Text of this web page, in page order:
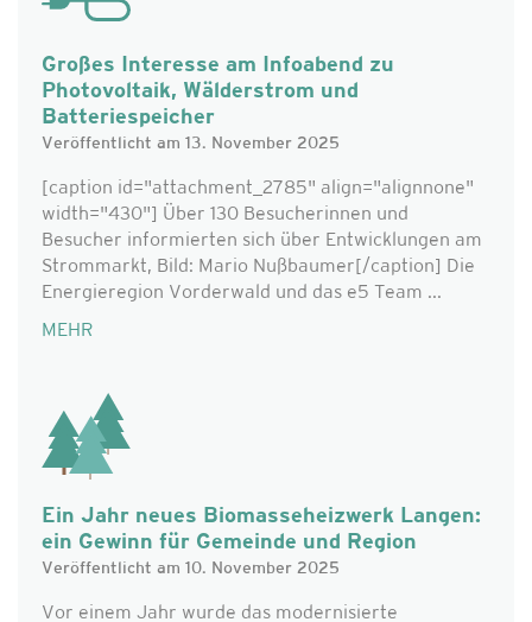
Großes Interesse am Infoabend zu
Photovoltaik, Wälderstrom und
Batteriespeicher
Veröffentlicht am 13. November 2025
[caption id="attachment_2785" align="alignnone"
width="430"] Über 130 Besucherinnen und
Besucher informierten sich über Entwicklungen am
Strommarkt, Bild: Mario Nußbaumer[/caption] Die
Energieregion Vorderwald und das e5 Team ...
MEHR
Ein Jahr neues Biomasseheizwerk Langen:
ein Gewinn für Gemeinde und Region
Veröffentlicht am 10. November 2025
Vor einem Jahr wurde das modernisierte